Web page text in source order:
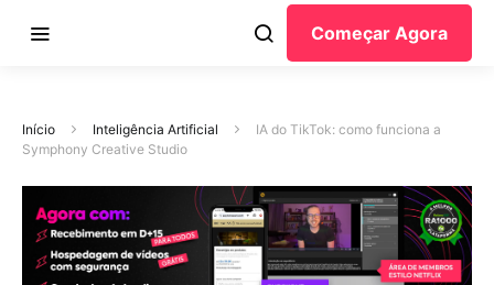
Começar Agora
Início Inteligência Artificial
IA do TikTok: como funciona a
Symphony Creative Studio